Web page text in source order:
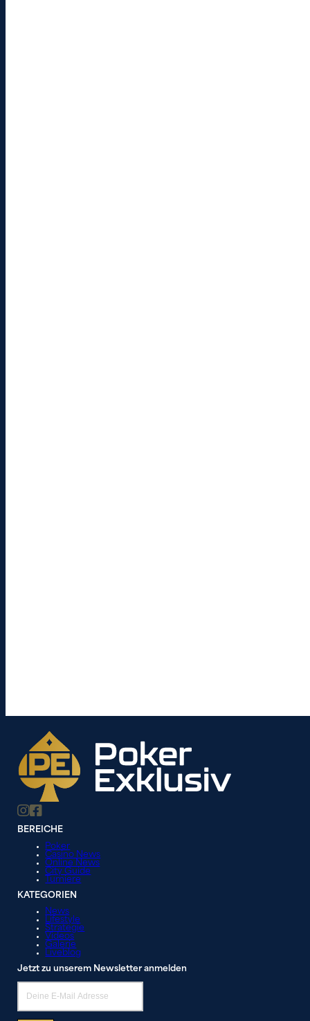
BEREICHE
Poker
Casino News
Online News
City Guide
Turniere
KATEGORIEN
News
Lifestyle
Strategie
Videos
Galerie
Liveblog
Jetzt zu unserem Newsletter anmelden